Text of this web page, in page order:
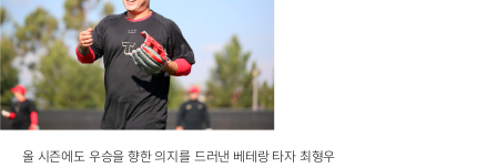
올 시즌에도 우승을 향한 의지를 드러낸 베테랑 타자 최형우